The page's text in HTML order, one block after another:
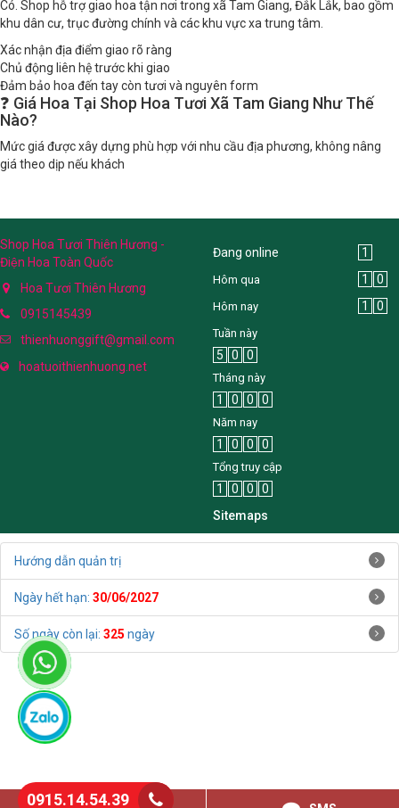
Có. Shop hỗ trợ giao hoa tận nơi trong xã Tam Giang, Đắk Lắk, bao gồm
khu dân cư, trục đường chính và các khu vực xa trung tâm.
Xác nhận địa điểm giao rõ ràng
Chủ động liên hệ trước khi giao
Đảm bảo hoa đến tay còn tươi và nguyên form
❓ Giá Hoa Tại Shop Hoa Tươi Xã Tam Giang Như Thế
Nào?
Mức giá được xây dựng phù hợp với nhu cầu địa phương, không nâng
giá theo dịp nếu khách
Shop Hoa Tươi Thiên Hương -
Điện Hoa Toàn Quốc
Hoa Tươi Thiên Hương
0915145439
thienhuonggift@gmail.com
hoatuoithienhuong.net
Đang online 1
Hôm qua 1 0
Hôm nay 1 0
Tuần này
5 0 0
Tháng này
1 0 0 0
Năm nay
1 0 0 0
Tổng truy cập
1 0 0
0
Sitemaps
Hướng dẫn quản trị
Ngày hết hạn: 30/06/2027
Số ngày còn lại: 325 ngày
0915.14.54.39